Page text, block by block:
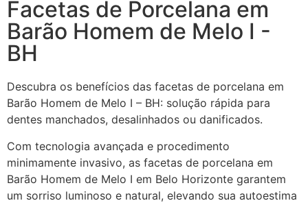
Facetas de Porcelana em
Barão Homem de Melo I -
BH
Descubra os benefícios das facetas de porcelana em
Barão Homem de Melo I – BH: solução rápida para
dentes manchados, desalinhados ou danificados.
Com tecnologia avançada e procedimento
minimamente invasivo, as facetas de porcelana em
Barão Homem de Melo I em Belo Horizonte garantem
um sorriso luminoso e natural, elevando sua autoestima